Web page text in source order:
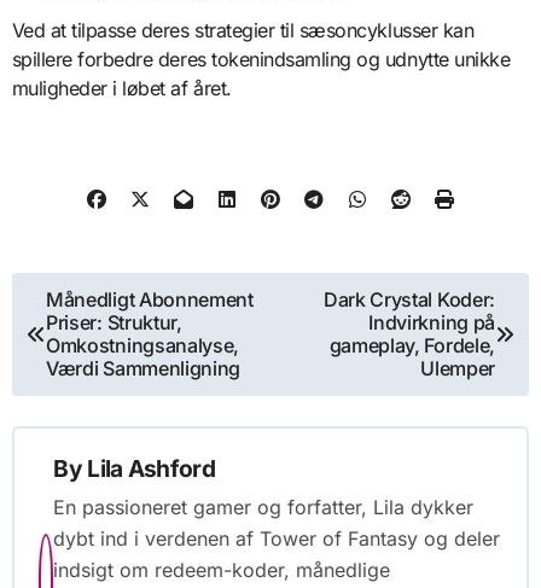
Ved at tilpasse deres strategier til sæsoncyklusser kan
spillere forbedre deres tokenindsamling og udnytte unikke
muligheder i løbet af året.
Post
navigation
Månedligt Abonnement
Priser: Struktur,
Omkostningsanalyse,
Værdi Sammenligning
Dark Crystal Koder:
Indvirkning på
gameplay, Fordele,
Ulemper
By Lila Ashford
En passioneret gamer og forfatter, Lila dykker
dybt ind i verdenen af Tower of Fantasy og deler
indsigt om redeem-koder, månedlige